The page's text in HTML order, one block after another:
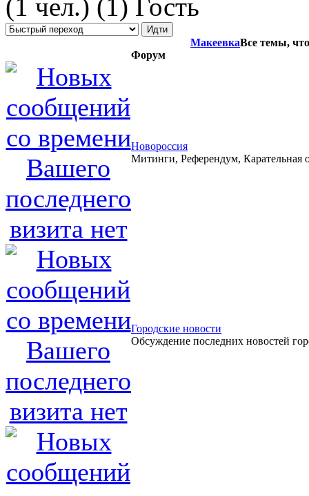
(1 чел.) (1) Гость
МакеевкаВсе темы,
Форум
Новороссия
Митинги, Референдум,
Городские новости
Обсуждение последних новостей